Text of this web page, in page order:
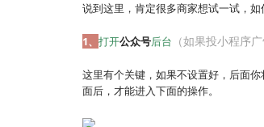
说到这里，肯定很多商家想试一试，
1、 打开公众号后台 （如果投小程序
这里有个关键，如果不设置好，后面
面后，才能进入下面的操作。